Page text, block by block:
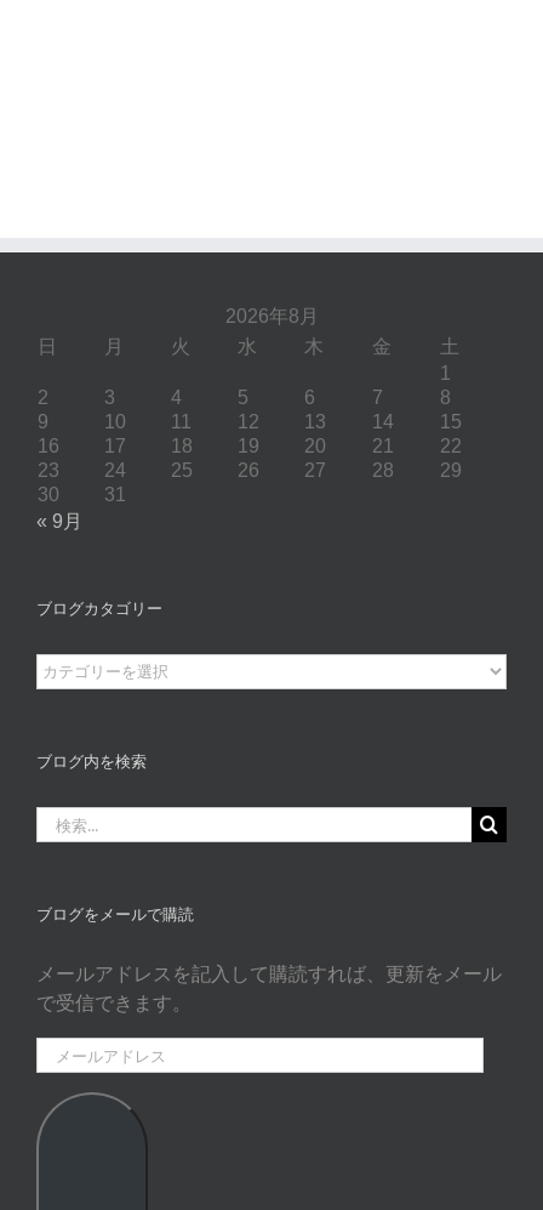
2026年8月
日 月 火 水 木 金 土
1
2
3 4 5 6 7
8
9
10 11 12 13 14
15
16
17 18 19 20 21
22
23
24 25 26 27 28
29
30
31
« 9月
ブログカタゴリー
ブ
ロ
カ
ゴ
リ
ブログ内を検索
索
ブログをメールで購読
メールアドレスを記入して購読すれば、更新をメール
で受信できます。
ー
ル
ア